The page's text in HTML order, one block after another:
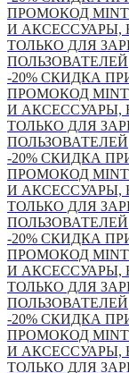
ПРОМОКОД
И АКСЕССУАРЫ,
ТОЛЬКО ДЛЯ
ПОЛЬЗОВАТЕЛЕЙ
-20% СКИДКА
ПРОМОКОД
И АКСЕССУАРЫ,
ТОЛЬКО ДЛЯ
ПОЛЬЗОВАТЕЛЕЙ
-20% СКИДКА
ПРОМОКОД
И АКСЕССУАРЫ,
ТОЛЬКО ДЛЯ
ПОЛЬЗОВАТЕЛЕЙ
-20% СКИДКА
ПРОМОКОД
И АКСЕССУАРЫ,
ТОЛЬКО ДЛЯ
ПОЛЬЗОВАТЕЛЕЙ
-20% СКИДКА
ПРОМОКОД
И АКСЕССУАРЫ,
ТОЛЬКО ДЛЯ